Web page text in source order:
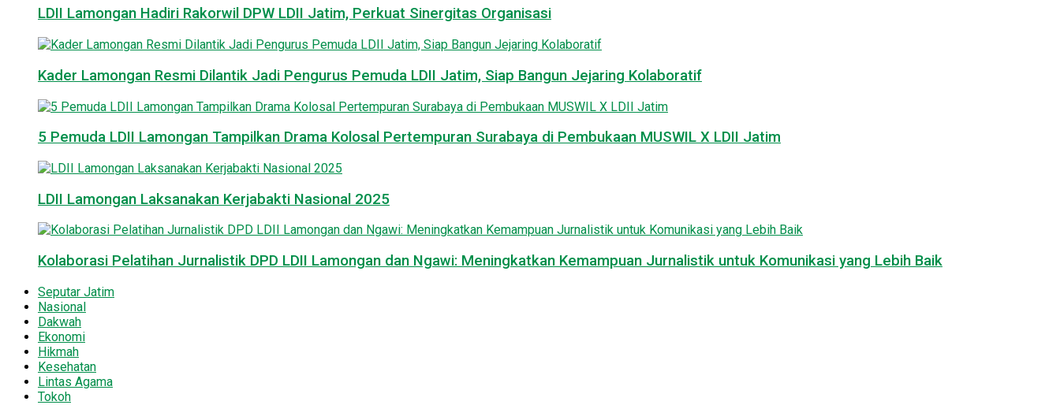
LDII Lamongan Hadiri Rakorwil DPW LDII Jatim, Perkuat Sinergitas Organisasi
Kader Lamongan Resmi Dilantik Jadi Pengurus Pemuda LDII Jatim, Siap Bangun Jejaring Kolaboratif
5 Pemuda LDII Lamongan Tampilkan Drama Kolosal Pertempuran Surabaya di Pembukaan MUSWIL X LDII Jatim
LDII Lamongan Laksanakan Kerjabakti Nasional 2025
Kolaborasi Pelatihan Jurnalistik DPD LDII Lamongan dan Ngawi: Meningkatkan Kemampuan Jurnalistik untuk Komunikasi yang Lebih Baik
Seputar Jatim
Nasional
Dakwah
Ekonomi
Hikmah
Kesehatan
Lintas Agama
Tokoh